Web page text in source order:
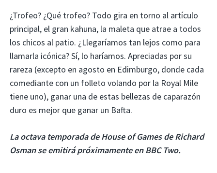
¿Trofeo? ¿Qué trofeo? Todo gira en torno al artículo
principal, el gran kahuna, la maleta que atrae a todos
los chicos al patio. ¿Llegaríamos tan lejos como para
llamarla icónica? Sí, lo haríamos. Apreciadas por su
rareza (excepto en agosto en Edimburgo, donde cada
comediante con un folleto volando por la Royal Mile
tiene uno), ganar una de estas bellezas de caparazón
duro es mejor que ganar un Bafta.
La octava temporada de House of Games de Richard
Osman se emitirá próximamente en BBC Two.